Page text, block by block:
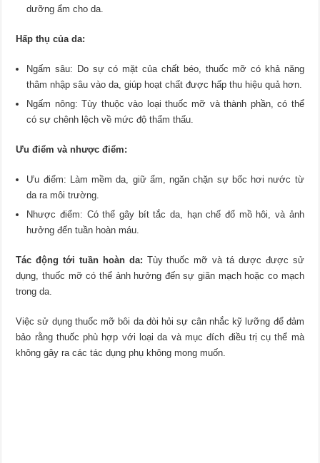
dưỡng ẩm cho da.
Hấp thụ của da:
Ngấm sâu: Do sự có mặt của chất béo, thuốc mỡ có khả năng
thâm nhập sâu vào da, giúp hoạt chất được hấp thu hiệu quả hơn.
Ngấm nông: Tùy thuộc vào loại thuốc mỡ và thành phần, có thể
có sự chênh lệch về mức độ thẩm thấu.
Ưu điểm và nhược điểm:
Ưu điểm: Làm mềm da, giữ ẩm, ngăn chặn sự bốc hơi nước từ
da ra môi trường.
Nhược điểm: Có thể gây bít tắc da, hạn chế đổ mồ hôi, và ảnh
hưởng đến tuần hoàn máu.
Tác động tới tuần hoàn da: Tùy thuốc mỡ và tá dược được sử
dụng, thuốc mỡ có thể ảnh hưởng đến sự giãn mạch hoặc co mạch
trong da.
Việc sử dụng thuốc mỡ bôi da đòi hỏi sự cân nhắc kỹ lưỡng để đảm
bảo rằng thuốc phù hợp với loại da và mục đích điều trị cụ thể mà
không gây ra các tác dụng phụ không mong muốn.